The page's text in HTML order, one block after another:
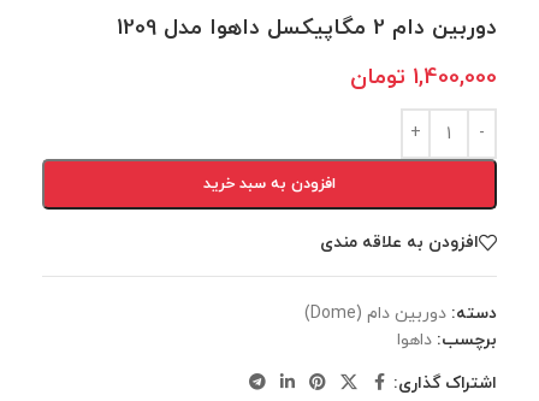
دوربین دام 2 مگاپیکسل داهوا مدل 1209
1,400,000 تومان
افزودن به سبد خرید
افزودن به علاقه مندی
دسته: دوربين دام (Dome)
برچسب: داهوا
اشتراک گذاری: